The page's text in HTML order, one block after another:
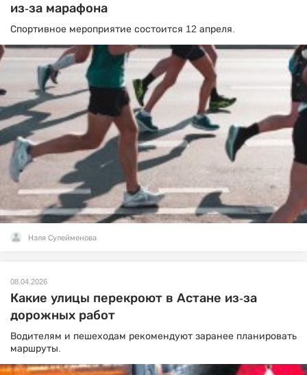
из-за марафона
Спортивное мероприятие состоится 12 апреля.
Нэля Сулейменова
08.04.2026
Какие улицы перекроют в Астане из-за
дорожных работ
Водителям и пешеходам рекомендуют заранее планировать
маршруты.